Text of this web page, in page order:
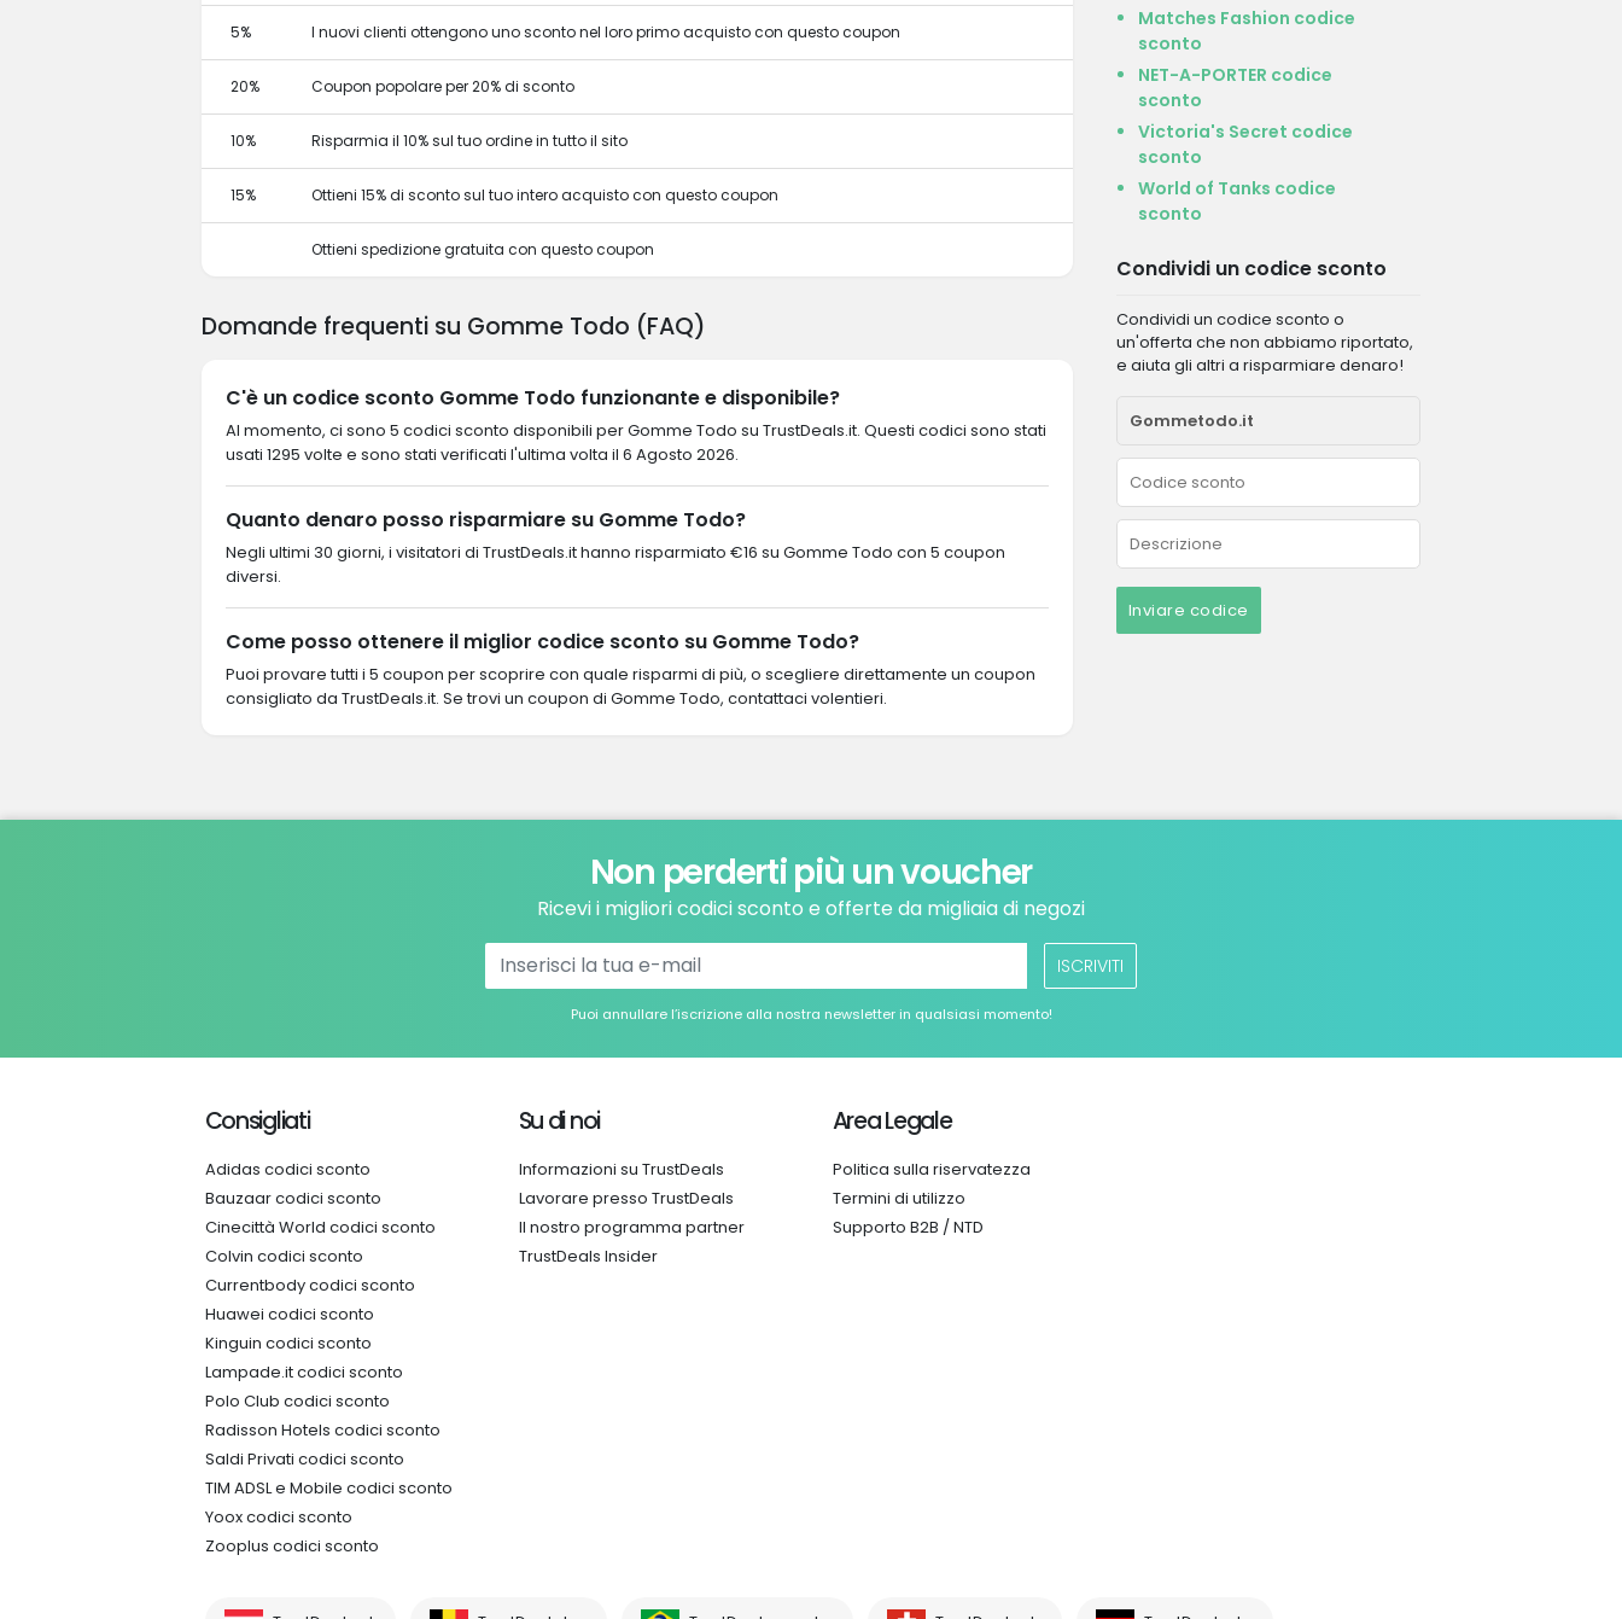
Matches Fashion codice
sconto
NET-A-PORTER codice
sconto
Victoria's Secret codice
sconto
World of Tanks codice
sconto
Condividi un codice sconto
Condividi un codice sconto o
un'offerta che non abbiamo riportato,
e aiuta gli altri a risparmiare denaro!
Inviare codice
5% I nuovi clienti ottengono uno sconto nel loro primo acquisto con questo coupon
20% Coupon popolare per 20% di sconto
10% Risparmia il 10% sul tuo ordine in tutto il sito
15% Ottieni 15% di sconto sul tuo intero acquisto con questo coupon
Ottieni spedizione gratuita con questo coupon
Domande frequenti su Gomme Todo (FAQ)
C'è un codice sconto Gomme Todo funzionante e disponibile?
Al momento, ci sono 5 codici sconto disponibili per Gomme Todo su TrustDeals.it. Questi codici sono stati
usati 1295 volte e sono stati verificati l'ultima volta il 6 Agosto 2026.
Quanto denaro posso risparmiare su Gomme Todo?
Negli ultimi 30 giorni, i visitatori di TrustDeals.it hanno risparmiato €16 su Gomme Todo con 5 coupon
diversi.
Come posso ottenere il miglior codice sconto su Gomme Todo?
Puoi provare tutti i 5 coupon per scoprire con quale risparmi di più, o scegliere direttamente un coupon
consigliato da TrustDeals.it. Se trovi un coupon di Gomme Todo, contattaci volentieri.
Non perderti più un voucher
Ricevi i migliori codici sconto e offerte da migliaia di negozi
ISCRIVITI
Puoi annullare l’iscrizione alla nostra newsletter in qualsiasi momento!
Consigliati
Adidas codici sconto
Bauzaar codici sconto
Cinecittà World codici sconto
Colvin codici sconto
Currentbody codici sconto
Huawei codici sconto
Kinguin codici sconto
Lampade.it codici sconto
Polo Club codici sconto
Radisson Hotels codici sconto
Saldi Privati codici sconto
TIM ADSL e Mobile codici sconto
Yoox codici sconto
Zooplus codici sconto
Su di noi
Informazioni su TrustDeals
Lavorare presso TrustDeals
Il nostro programma partner
TrustDeals Insider
Area Legale
Politica sulla riservatezza
Termini di utilizzo
Supporto B2B / NTD